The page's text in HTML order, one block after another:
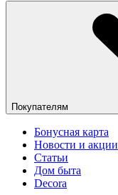
Покупателям
Бонусная карта
Новости и акции
Статьи
Дом быта
Decora